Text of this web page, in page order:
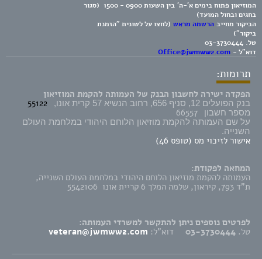
המוזיאון פתוח בימים א'-ה' בין השעות 0900 - 1500 (סגור
בחגים ובחול המועד)
הביקור מחייב הרשמה מראש (לחצו על לשונית "הזמנת
ביקור")
טל. 03-3730444
דוא"ל - Office@jwmww2.com
תרומות:
הפקדה ישירה לחשבון הבנק של העמותה להקמת המוזיאון
בנק הפועלים 12, סניף 656, רחוב הנשיא 57 קרית אונו, 55122
מספר חשבון 66557
על שם העמותה להקמת מוזיאון הלוחם היהודי במלחמת העולם
השנייה.
אישור לזיכוי מס (טופס 46)
המחאה לפקודת:
העמותה להקמת מוזיאון הלוחם היהודי במלחמת העולם השנייה,
ת"ד 793, קיראון, שלמה המלך 6 קריית אונו 5542106
לפרטים נוספים ניתן להתקשר למשרדי העמותה:
טל. 03-3730444 דוא"ל: veteran@jwmww2.com